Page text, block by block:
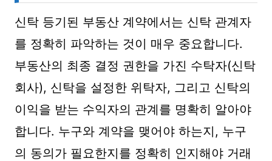
신탁 등기된 부동산 계약에서는 신탁 관계자
를 정확히 파악하는 것이 매우 중요합니다.
부동산의 최종 결정 권한을 가진 수탁자(신탁
회사), 신탁을 설정한 위탁자, 그리고 신탁의
이익을 받는 수익자의 관계를 명확히 알아야
합니다. 누구와 계약을 맺어야 하는지, 누구
의 동의가 필요한지를 정확히 인지해야 거래